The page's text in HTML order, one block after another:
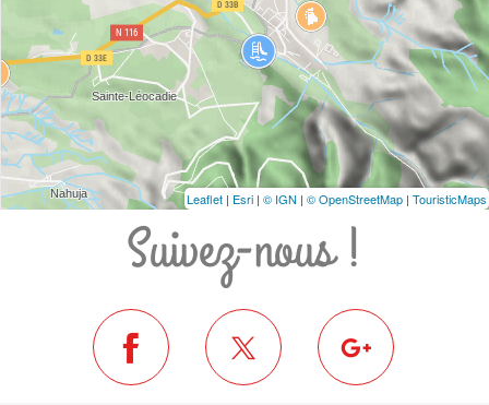
Leaflet | Esri | © IGN | © OpenStreetMap | TouristicMaps
Suivez-nous !